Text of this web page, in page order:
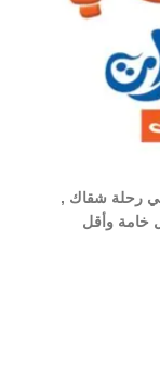
رحلة شقاك ,
خامة وأقل